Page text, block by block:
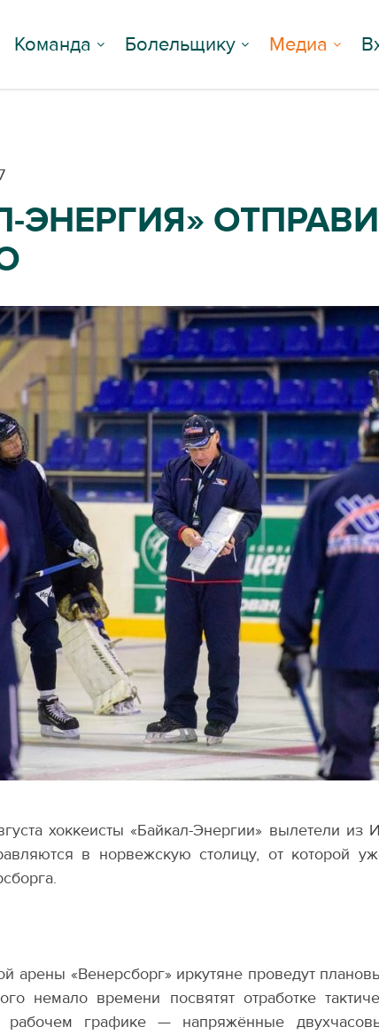
Команда Болельщику Медиа
ЭНЕРГИЯ»
хоккеисты «Байкал-Энергии» вылетели из
в норвежскую столицу, от которой
арены «Венерсборг» иркутяне проведут
немало времени посвятят отработке
рабочем графике — напряжённые